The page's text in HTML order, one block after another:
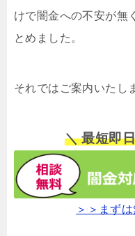
けで闇金への不安が無
とめました。
それではご案内いたし
＼ 最短即
＞＞まず